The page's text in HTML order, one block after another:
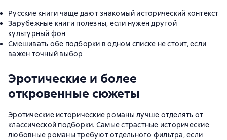
Русские книги чаще дают знакомый исторический контекст
Зарубежные книги полезны, если нужен другой
культурный фон
Смешивать обе подборки в одном списке не стоит, если
важен точный выбор
Эротические и более
откровенные сюжеты
Эротические исторические романы лучше отделять от
классической подборки. Самые страстные исторические
любовные романы требуют отдельного фильтра, если